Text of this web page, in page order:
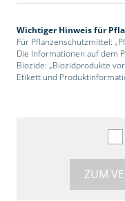
Wichtiger Hinweis für
Für Pflanzenschutzmittel:
Die Informationen auf dem
Biozide: „Biozidprodukte
Etikett und
ZUM